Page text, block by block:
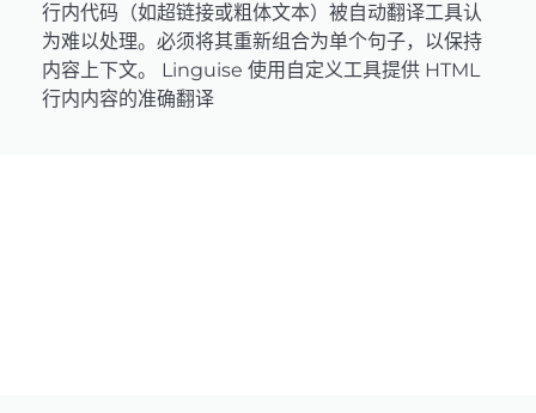
行内代码（如超链接或粗体文本）被自动翻译工具认
为难以处理。必须将其重新组合为单个句子，以保持
内容上下文。 Linguise 使用自定义工具提供 HTML
行内内容的准确翻译